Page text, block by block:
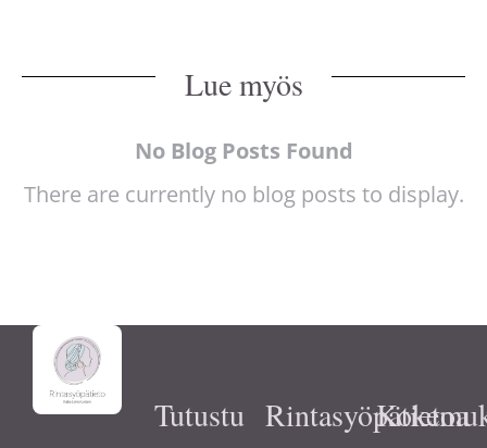
Lue myös
No Blog Posts Found
There are currently no blog posts to display.
Tutustu Rintasyöpätietoa